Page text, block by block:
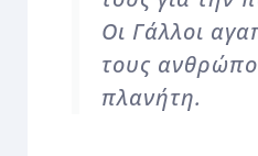
Οι Γάλλοι
τους
πλανήτη.